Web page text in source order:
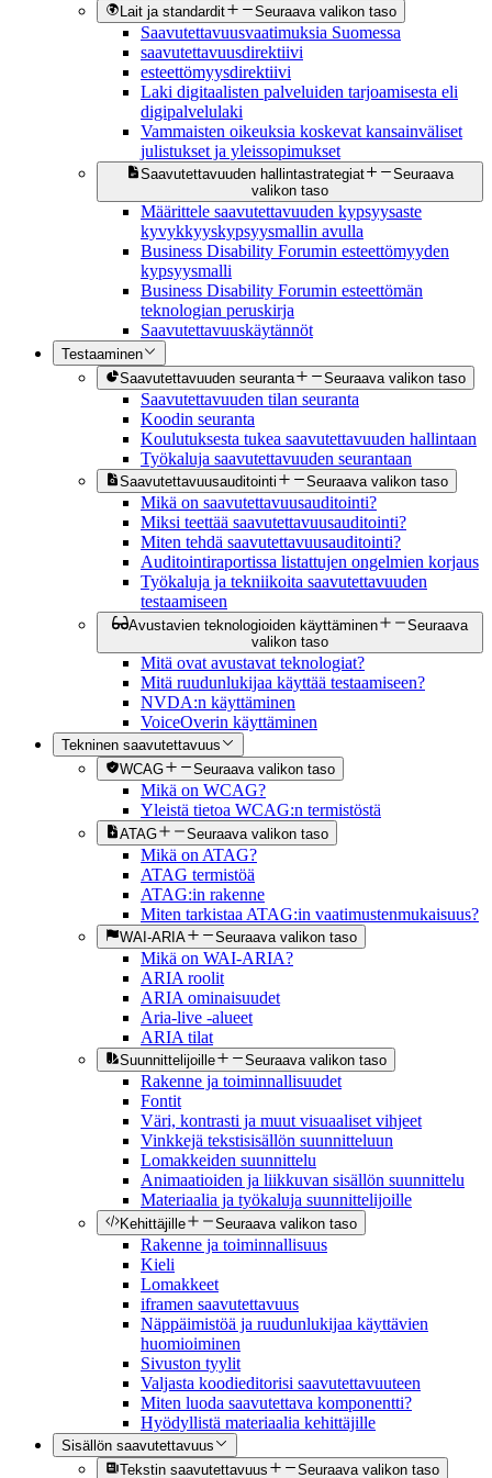
Lait ja standardit Seuraava valikon taso
Saavutettavuusvaatimuksia Suomessa
saavutettavuusdirektiivi
esteettömyysdirektiivi
Laki digitaalisten palveluiden tarjoamisesta eli
digipalvelulaki
Vammaisten oikeuksia koskevat kansainväliset
julistukset ja yleissopimukset
Saavutettavuuden hallintastrategiat
Seuraava
valikon taso
Määrittele saavutettavuuden kypsyysaste
kyvykkyyskypsyysmallin avulla
Business Disability Forumin esteettömyyden
kypsyysmalli
Business Disability Forumin esteettömän
teknologian peruskirja
Saavutettavuuskäytännöt
Testaaminen
Saavutettavuuden seuranta
Seuraava valikon taso
Saavutettavuuden tilan seuranta
Koodin seuranta
Koulutuksesta tukea saavutettavuuden hallintaan
Työkaluja saavutettavuuden seurantaan
Saavutettavuusauditointi Seuraava valikon taso
Mikä on saavutettavuusauditointi?
Miksi teettää saavutettavuusauditointi?
Miten tehdä saavutettavuusauditointi?
Auditointiraportissa listattujen ongelmien korjaus
Työkaluja ja tekniikoita saavutettavuuden
testaamiseen
Avustavien teknologioiden käyttäminen
Seuraava
valikon taso
Mitä ovat avustavat teknologiat?
Mitä ruudunlukijaa käyttää testaamiseen?
NVDA:n käyttäminen
VoiceOverin käyttäminen
Tekninen saavutettavuus
WCAG
Seuraava valikon taso
Mikä on WCAG?
Yleistä tietoa WCAG:n termistöstä
ATAG Seuraava valikon taso
Mikä on ATAG?
ATAG termistöä
ATAG:in rakenne
Miten tarkistaa ATAG:in vaatimustenmukaisuus?
WAI-ARIA Seuraava valikon taso
Mikä on WAI-ARIA?
ARIA roolit
ARIA ominaisuudet
Aria-live -alueet
ARIA tilat
Suunnittelijoille Seuraava valikon taso
Rakenne ja toiminnallisuudet
Fontit
Väri, kontrasti ja muut visuaaliset vihjeet
Vinkkejä tekstisisällön suunnitteluun
Lomakkeiden suunnittelu
Animaatioiden ja liikkuvan sisällön suunnittelu
Materiaalia ja työkaluja suunnittelijoille
Kehittäjille Seuraava valikon taso
Rakenne ja toiminnallisuus
Kieli
Lomakkeet
iframen saavutettavuus
Näppäimistöä ja ruudunlukijaa käyttävien
huomioiminen
Sivuston tyylit
Valjasta koodieditorisi saavutettavuuteen
Miten luoda saavutettava komponentti?
Hyödyllistä materiaalia kehittäjille
Sisällön saavutettavuus
Tekstin saavutettavuus
Seuraava valikon taso